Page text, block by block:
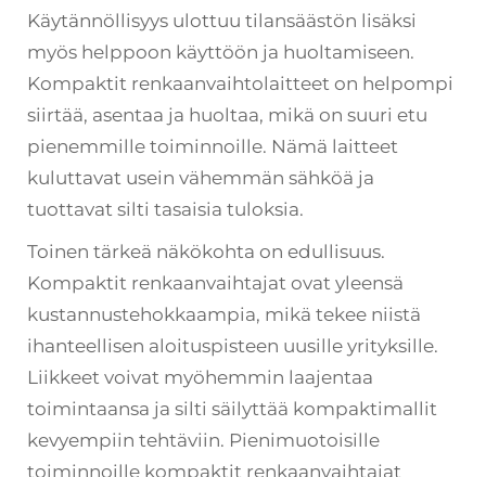
Käytännöllisyys ulottuu tilansäästön lisäksi
myös helppoon käyttöön ja huoltamiseen.
Kompaktit renkaanvaihtolaitteet on helpompi
siirtää, asentaa ja huoltaa, mikä on suuri etu
pienemmille toiminnoille. Nämä laitteet
kuluttavat usein vähemmän sähköä ja
tuottavat silti tasaisia tuloksia.
Toinen tärkeä näkökohta on edullisuus.
Kompaktit renkaanvaihtajat ovat yleensä
kustannustehokkaampia, mikä tekee niistä
ihanteellisen aloituspisteen uusille yrityksille.
Liikkeet voivat myöhemmin laajentaa
toimintaansa ja silti säilyttää kompaktimallit
kevyempiin tehtäviin. Pienimuotoisille
toiminnoille kompaktit renkaanvaihtajat